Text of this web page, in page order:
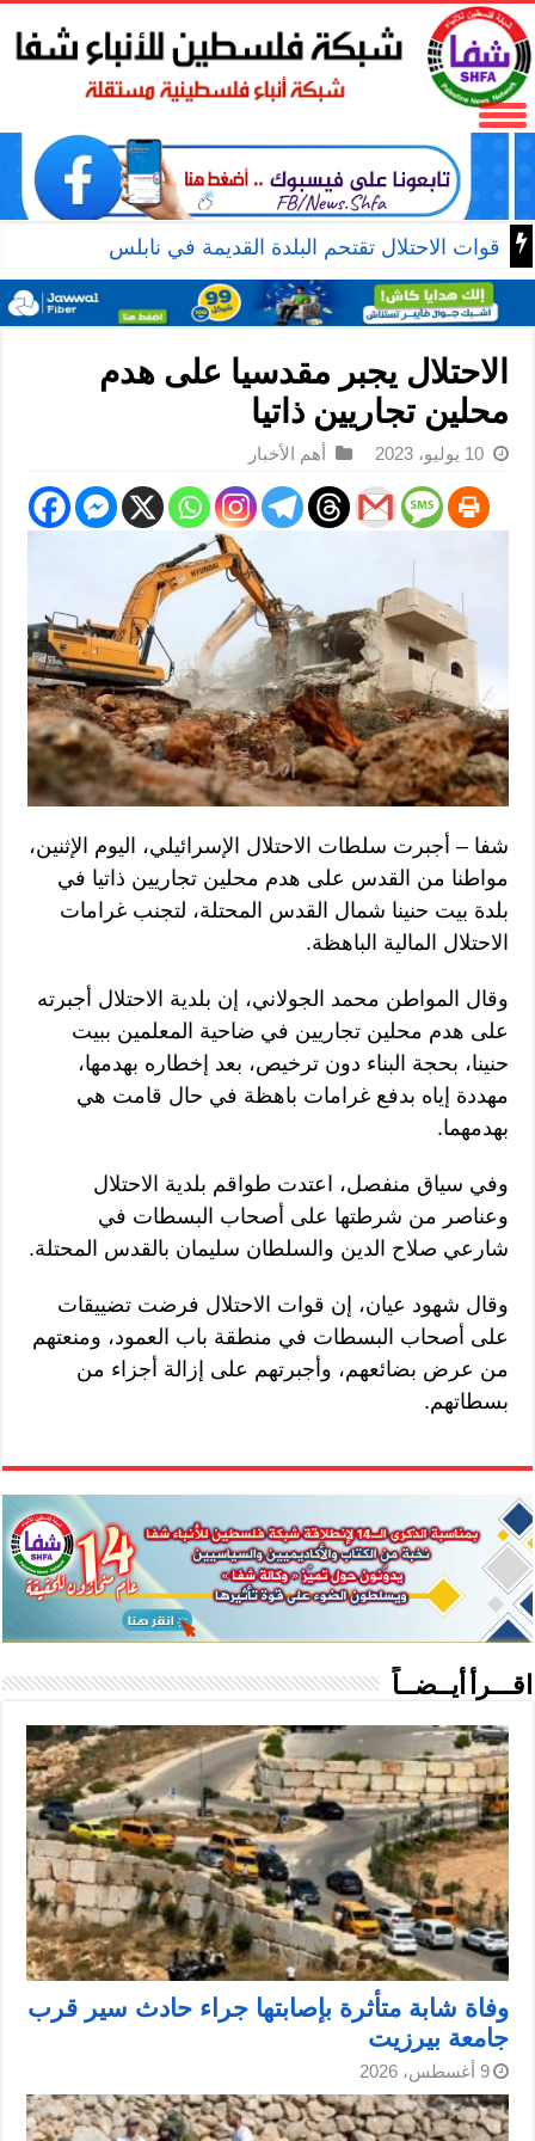
قوات الاحتلال تقتحم البلدة القديمة في نابلس
الاحتلال يجبر مقدسيا على هدم
محلين تجاريين ذاتيا
10 يوليو، 2023 أهم الأخبار
شفا – أجبرت سلطات الاحتلال الإسرائيلي، اليوم الإثنين،
مواطنا من القدس على هدم محلين تجاريين ذاتيا في
بلدة بيت حنينا شمال القدس المحتلة، لتجنب غرامات
الاحتلال المالية الباهظة.
وقال المواطن محمد الجولاني، إن بلدية الاحتلال أجبرته
على هدم محلين تجاريين في ضاحية المعلمين ببيت
حنينا، بحجة البناء دون ترخيص، بعد إخطاره بهدمها،
مهددة إياه بدفع غرامات باهظة في حال قامت هي
بهدمهما.
وفي سياق منفصل، اعتدت طواقم بلدية الاحتلال
وعناصر من شرطتها على أصحاب البسطات في
شارعي صلاح الدين والسلطان سليمان بالقدس المحتلة.
وقال شهود عيان، إن قوات الاحتلال فرضت تضييقات
على أصحاب البسطات في منطقة باب العمود، ومنعتهم
من عرض بضائعهم، وأجبرتهم على إزالة أجزاء من
بسطاتهم.
اقـــرأ أيــضــاً
وفاة شابة متأثرة بإصابتها جراء حادث سير قرب
جامعة بيرزيت
9 أغسطس، 2026